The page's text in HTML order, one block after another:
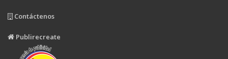
Contáctenos
Publirecreate